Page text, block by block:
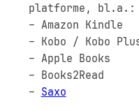
platforme, bl.a.:
– Amazon Kindle
– Kobo / Kobo
– Apple Books
– Books2Read
– Saxo